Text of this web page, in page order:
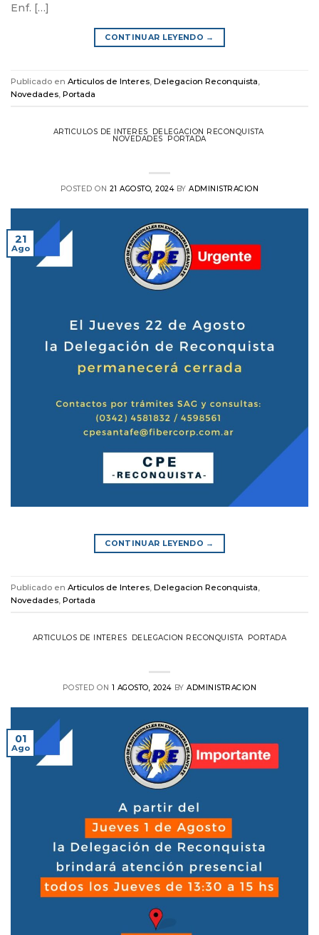
Enf. […]
CONTINUAR LEYENDO →
Publicado en Articulos de Interes, Delegacion Reconquista,
Novedades, Portada
ARTICULOS DE INTERES DELEGACION RECONQUISTA,
NOVEDADES PORTADA
POSTED ON 21 AGOSTO, 2024 BYADMINISTRACION
21
Ago
CONTINUAR LEYENDO →
Publicado en Articulos de Interes, Delegacion Reconquista,
Novedades, Portada
ARTICULOS DE INTERES DELEGACION RECONQUISTA, PORTADA
POSTED ON 1 AGOSTO, 2024 BYADMINISTRACION
01
Ago